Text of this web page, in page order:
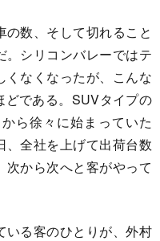
数、そして切れること
。シリコンバレーではテ
くなくなったが、こんな
どである。SUVタイプの
ら徐々に始まっていた
、全社を上げて出荷台数
から次へと客がやって
る客のひとりが、外村